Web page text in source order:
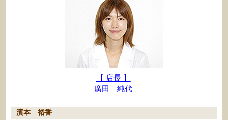
【 店長 】
廣田 純代
濱本 裕香